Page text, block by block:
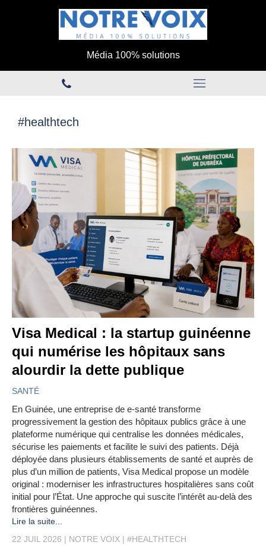
Média 100% solutions
#healthtech
Visa Medical : la startup guinéenne
qui numérise les hôpitaux sans
alourdir la dette publique
SANTÉ
En Guinée, une entreprise de e-santé transforme
progressivement la gestion des hôpitaux publics grâce à une
plateforme numérique qui centralise les données médicales,
sécurise les paiements et facilite le suivi des patients. Déjà
déployée dans plusieurs établissements de santé et auprès de
plus d’un million de patients, Visa Medical propose un modèle
original : moderniser les infrastructures hospitalières sans coût
initial pour l’État. Une approche qui suscite l’intérêt au-delà des
frontières guinéennes.
Lire la suite...
22 JUIL 2026
NOTRE VOIX #HEALTHTECH